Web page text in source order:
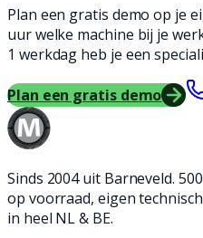
Plan een gratis demo op je
uur welke machine bij je
1 werkdag heb je een
Plan een gratis demo
Sinds 2004 uit Barneveld.
op voorraad, eigen
in heel NL & BE.